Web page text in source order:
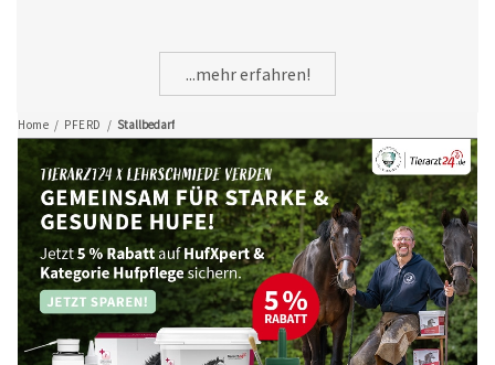
Home / PFERD / Stallbedarf
...mehr erfahren!